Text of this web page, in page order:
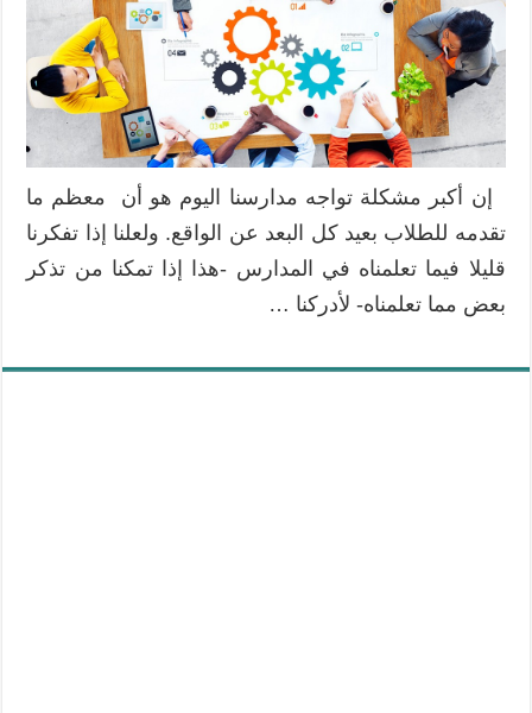
إن أكبر مشكلة تواجه مدارسنا اليوم هو أن معظم ما
تقدمه للطلاب بعيد كل البعد عن الواقع. ولعلنا إذا تفكرنا
قليلا فيما تعلمناه في المدارس -هذا إذا تمكنا من تذكر
بعض مما تعلمناه- لأدركنا …